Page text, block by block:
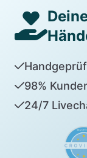
98%
24/7